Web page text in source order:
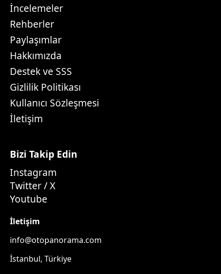
İncelemeler
Rehberler
Paylaşımlar
Hakkımızda
Destek ve SSS
Gizlilik Politikası
Kullanıcı Sözleşmesi
İletişim
Bizi Takip Edin
Instagram
Twitter / X
Youtube
İletişim
info@otopanorama.com
İstanbul, Türkiye